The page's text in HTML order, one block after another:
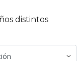
distintos